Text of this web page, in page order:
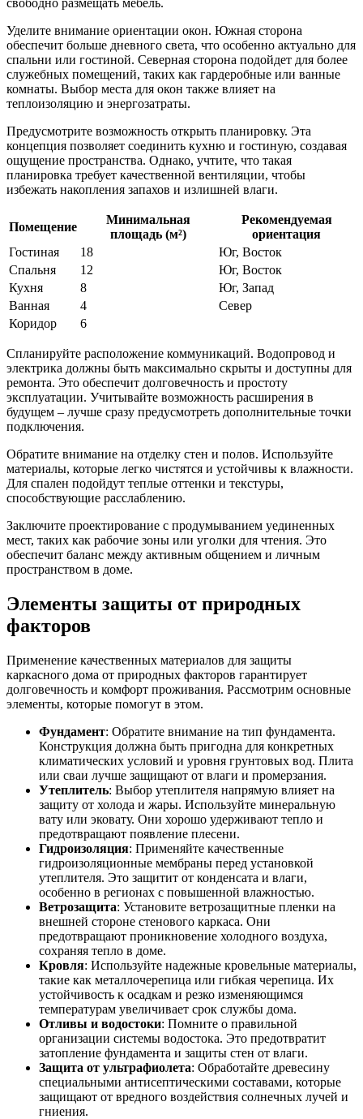
Уделите внимание ориентации окон. Южная сторона
обеспечит больше дневного света, что особенно актуально для
спальни или гостиной. Северная сторона подойдет для более
служебных помещений, таких как гардеробные или ванные
комнаты. Выбор места для окон также влияет на
теплоизоляцию и энергозатраты.
Предусмотрите возможность открыть планировку. Эта
концепция позволяет соединить кухню и гостиную, создавая
ощущение пространства. Однако, учтите, что такая
планировка требует качественной вентиляции, чтобы
избежать накопления запахов и излишней влаги.
Помещение
Минимальная
площадь (м²)
Рекомендуемая
ориентация
Гостиная
18
Юг, Восток
Спальня
12
Юг, Восток
Кухня
8
Юг, Запад
Ванная
4
Север
Коридор
6
Спланируйте расположение коммуникаций. Водопровод и
электрика должны быть максимально скрыты и доступны для
ремонта. Это обеспечит долговечность и простоту
эксплуатации. Учитывайте возможность расширения в
будущем – лучше сразу предусмотреть дополнительные точки
подключения.
Обратите внимание на отделку стен и полов. Используйте
материалы, которые легко чистятся и устойчивы к влажности.
Для спален подойдут теплые оттенки и текстуры,
способствующие расслаблению.
Заключите проектирование с продумыванием уединенных
мест, таких как рабочие зоны или уголки для чтения. Это
обеспечит баланс между активным общением и личным
пространством в доме.
Элементы защиты от природных
факторов
Применение качественных материалов для защиты
каркасного дома от природных факторов гарантирует
долговечность и комфорт проживания. Рассмотрим основные
элементы, которые помогут в этом.
Фундамент: Обратите внимание на тип фундамента.
Конструкция должна быть пригодна для конкретных
климатических условий и уровня грунтовых вод. Плита
или сваи лучше защищают от влаги и промерзания.
Утеплитель: Выбор утеплителя напрямую влияет на
защиту от холода и жары. Используйте минеральную
вату или эковату. Они хорошо удерживают тепло и
предотвращают появление плесени.
Гидроизоляция: Применяйте качественные
гидроизоляционные мембраны перед установкой
утеплителя. Это защитит от конденсата и влаги,
особенно в регионах с повышенной влажностью.
Ветрозащита: Установите ветрозащитные пленки на
внешней стороне стенового каркаса. Они
предотвращают проникновение холодного воздуха,
сохраняя тепло в доме.
Кровля: Используйте надежные кровельные материалы,
такие как металлочерепица или гибкая черепица. Их
устойчивость к осадкам и резко изменяющимся
температурам увеличивает срок службы дома.
Отливы и водостоки: Помните о правильной
организации системы водостока. Это предотвратит
затопление фундамента и защиты стен от влаги.
Защита от ультрафиолета: Обработайте древесину
специальными антисептическими составами, которые
защищают от вредного воздействия солнечных лучей и
гниения.